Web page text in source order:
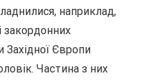
наприклад,
Західної Європи
Частина з них